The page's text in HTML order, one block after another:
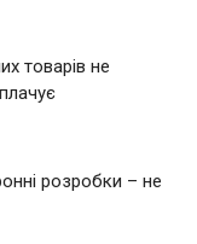
товарів не
розробки – не